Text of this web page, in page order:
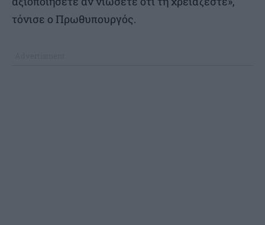
τόνισε ο Πρωθυπουργός.